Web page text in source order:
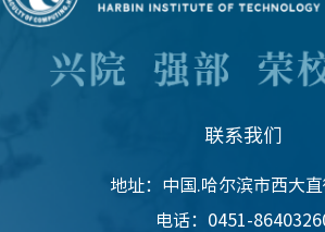
联系我们
地址：中国.哈尔滨市西大
电话：0451-